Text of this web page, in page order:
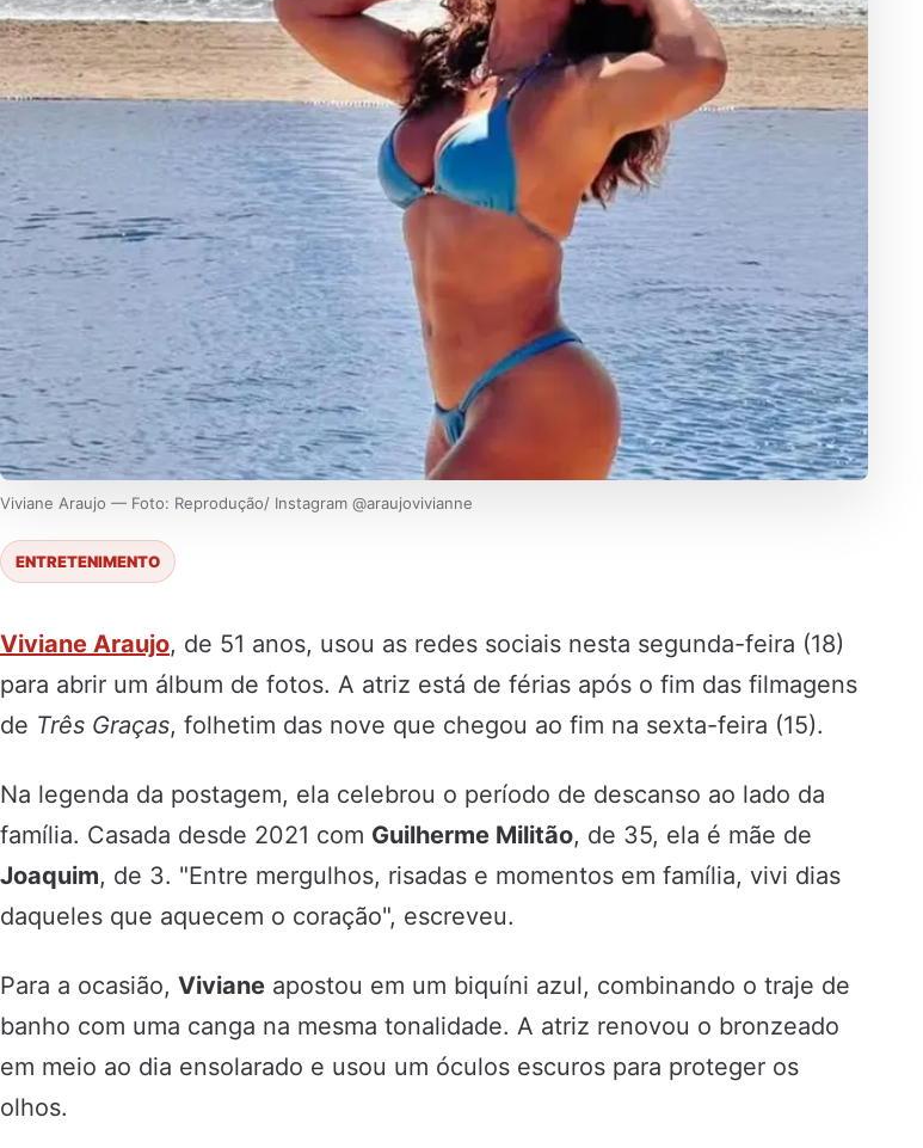
Viviane Araujo — Foto: Reprodução/ Instagram @araujovivianne
ENTRETENIMENTO
Viviane Araujo, de 51 anos, usou as redes sociais nesta segunda-feira (18)
para abrir um álbum de fotos. A atriz está de férias após o fim das filmagens
de Três Graças, folhetim das nove que chegou ao fim na sexta-feira (15).
Na legenda da postagem, ela celebrou o período de descanso ao lado da
família. Casada desde 2021 com Guilherme Militão, de 35, ela é mãe de
Joaquim, de 3. "Entre mergulhos, risadas e momentos em família, vivi dias
daqueles que aquecem o coração", escreveu.
Para a ocasião, Viviane apostou em um biquíni azul, combinando o traje de
banho com uma canga na mesma tonalidade. A atriz renovou o bronzeado
em meio ao dia ensolarado e usou um óculos escuros para proteger os
olhos.